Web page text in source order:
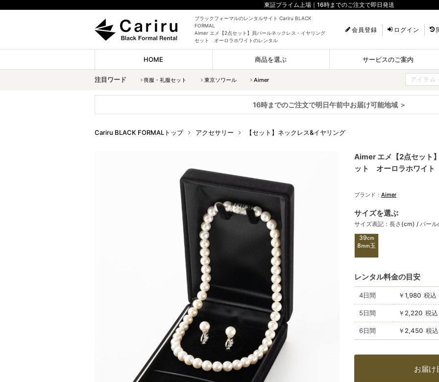
東証プライム上場｜16時までのご注文で即日発送
ブラックフォーマルのレンタルサイト Cariru BLACK
FORMAL
Aimer エメ【2点セット】貝パールネックレス・イヤリング
セット オーロラホワイトのレンタル
会員登録 ログイン
HOME 商品を選ぶ サービスのご案内
注目ワード 喪服・礼服セット 東京ソワール Aimer
16時までのご注文で明日午前中お届け可能地域 ＞
Cariru BLACK FORMALトップ アクセサリー 【セット】ネックレス&イヤリング
Aimer エメ【2点セット
ット オーロラホワイト
ブランド： Aimer
サイズを選ぶ
サイズ表記：長さ(cm) / パー
39cm
8mm玉
レンタル料金の目安
4日間 ￥1,980 税
5日間 ￥2,220 税
6日間 ￥2,450 税
お届け